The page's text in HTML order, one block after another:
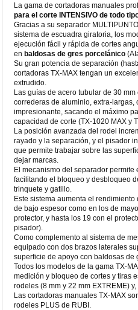
La gama de cortadoras manuales
para el corte INTENSIVO de todo
Gracias a su separador
sistema de escuadra giratoria, los
ejecución fácil y rápida de cortes
enbaldosas de gres porcelánico
Su gran potencia de separación
cortadoras TX-MAX tengan un
extrudido.
Las guías de acero tubular de 30
correderas de aluminio, extra-largas,
impresionante, sacando el máximo
capacidad de corte (TX-1020 MAX y
La posición avanzada del rodel
rayado y la separación, y el pisador
que permite trabajar sobre las
dejar marcas.
El mecanismo del separador permite
facilitando el bloqueo y desbloqueo
trinquete y gatillo.
Este sistema aumenta el
de bajo espesor como en los de
protector, y hasta los 19 con el
pisador).
Como complemento al sistema de
equipado con dos brazos laterales
superficie de apoyo con baldosas de
Todos los modelos de la gama TX-
medición y bloqueo de cortes y tiras
rodeles (8 mm y 22 mm EXTREME)
Las cortadoras manuales TX-MAX
rodeles PLUS de RUBI.